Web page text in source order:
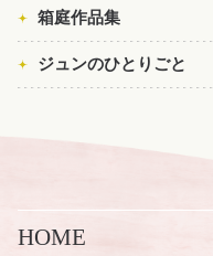
箱庭作品集
ジュンのひとりごと
HOME